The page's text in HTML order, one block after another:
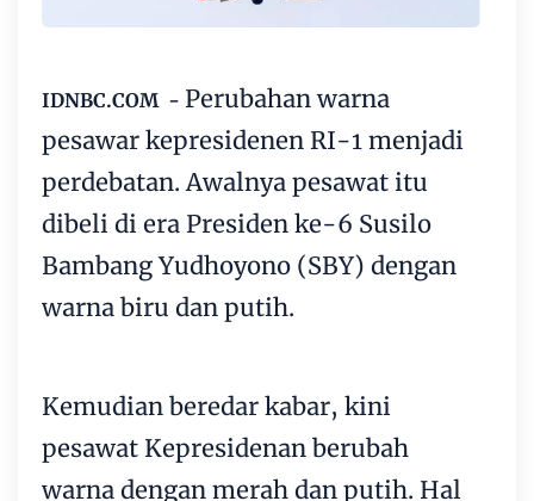
IDNBC.COM - Perubahan warna
pesawar kepresidenen RI-1 menjadi
perdebatan. Awalnya pesawat itu
dibeli di era Presiden ke-6 Susilo
Bambang Yudhoyono (SBY) dengan
warna biru dan putih.
Kemudian beredar kabar, kini
pesawat Kepresidenan berubah
warna dengan merah dan putih. Hal